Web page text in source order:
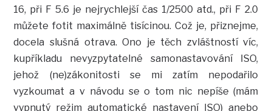
16, při F 5.6 je nejrychlejší čas 1/2500 atd., při F 2.0
můžete fotit maximálně tisícinou. Což je, přiznejme,
docela slušná otrava. Ono je těch zvláštností víc,
kupříkladu nevyzpytatelné samonastavování ISO,
jehož (ne)zákonitosti se mi zatím nepodařilo
vyzkoumat a v návodu se o tom nic nepíše (mám
vypnutý režim automatické nastavení ISO) anebo